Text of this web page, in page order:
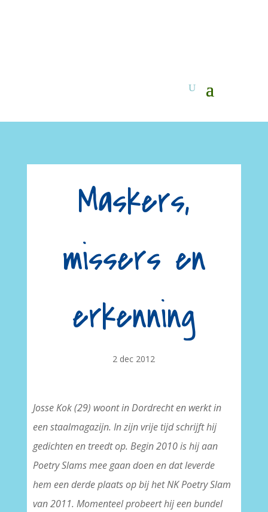
Maskers,
missers en
erkenning
2 dec 2012
Josse Kok (29) woont in Dordrecht en werkt in
een staalmagazijn. In zijn vrije tijd schrijft hij
gedichten en treedt op. Begin 2010 is hij aan
Poetry Slams mee gaan doen en dat leverde
hem een derde plaats op bij het NK Poetry Slam
van 2011. Momenteel probeert hij een bundel